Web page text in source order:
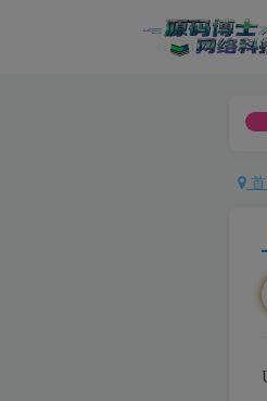
于违法用途，或者商业用途，一律
首